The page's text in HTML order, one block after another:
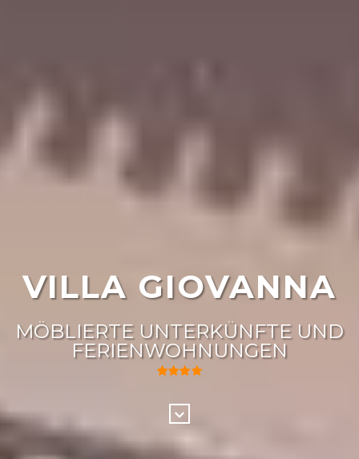
VILLA GIOVANNA
MÖBLIERTE UNTERKÜNFTE UND
FERIENWOHNUNGEN